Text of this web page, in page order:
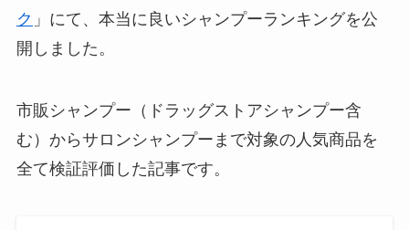
ク 」にて、本当に良いシャンプーランキングを公
開しました。
市販シャンプー（ドラッグストアシャンプー含
む）からサロンシャンプーまで対象の人気商品を
全て検証評価した記事です。